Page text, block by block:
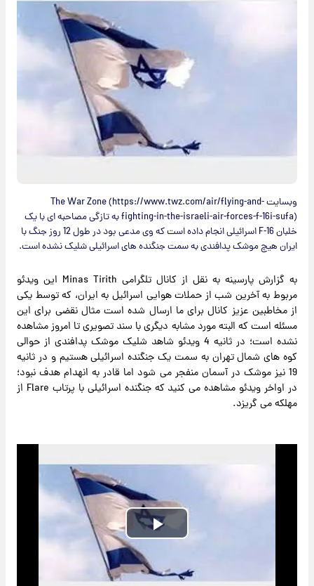
وبسایت The War Zone (https://www.twz.com/air/flying-and-
fighting-in-the-israeli-air-forces-f-16i-sufa) به تازگی مصاحبه ای با یک
خلبان F-16 اسرائیلی انجام داده است که وی مدعی بود در طول 12 روز جنگ با
ایران هیچ موشک پدافندی به سمت جنگنده های اسرائیلی شلیک نشده است.
به گزارش پارسینه به نقل از کانال تلگرامی Minas Tirith این ویدئو
مربوط به آخرین شب از حملات هوایی اسرائیل به ایران، که توسط یکی
از مخاطبین عزیز کانال برای ما ارسال شده است مثال نقضی برای این
مسئله است که البته مورد مشابه دیگری با سند تصویری تا امروز مشاهده
نشده است؛ در ثانیه 4 ویدئو شاهد شلیک موشک پدافندی از حوالی
کوه های شمال تهران به سمت یک جنگنده اسرائیلی هستیم و در ثانیه
19 نیز موشک در آسمان منفجر می شود اما قادر به انهدام هدف نبود؛
در اواخر ویدئو مشاهده می کنید که جنگنده اسرائیلی با پرتاب Flare از
مهلکه می گریزد.
Play
Video